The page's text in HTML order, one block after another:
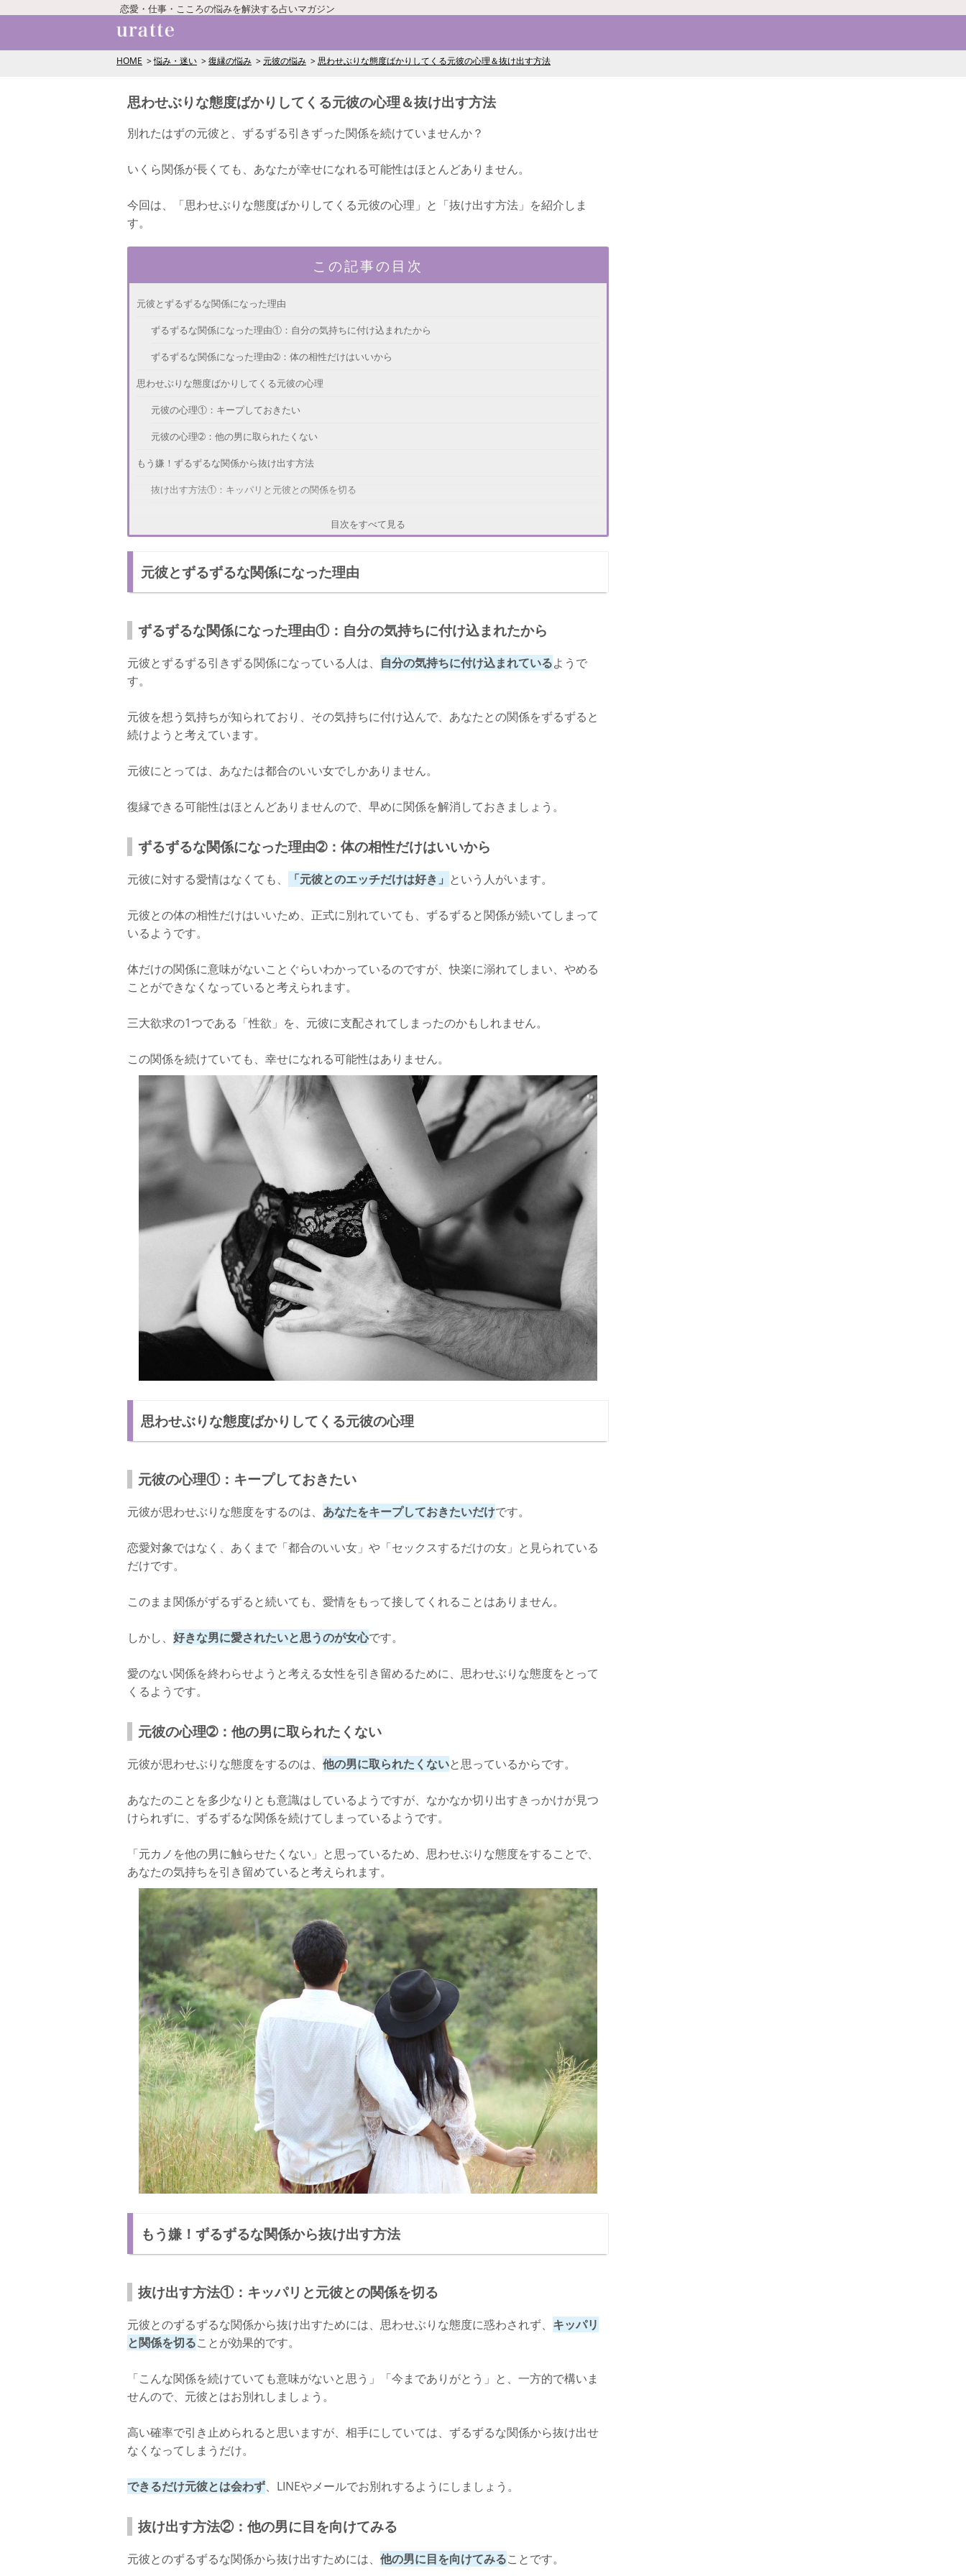
恋愛・仕事・こころの悩みを解決する占いマガジン
HOME 悩み・迷い 復縁の悩み 元彼の悩み 思わせぶりな態度ばかりしてくる元彼の心理＆抜け出す方法
思わせぶりな態度ばかりしてくる元彼の心理＆抜け出す方法
別れたはずの元彼と、ずるずる引きずった関係を続けていませんか？
いくら関係が長くても、あなたが幸せになれる可能性はほとんどありません。
今回は、「思わせぶりな態度ばかりしてくる元彼の心理」と「抜け出す方法」を紹介しま
す。
この記事の目次
元彼とずるずるな関係になった理由
ずるずるな関係になった理由①：自分の気持ちに付け込まれたから
ずるずるな関係になった理由➁：体の相性だけはいいから
思わせぶりな態度ばかりしてくる元彼の心理
元彼の心理①：キープしておきたい
元彼の心理➁：他の男に取られたくない
もう嫌！ずるずるな関係から抜け出す方法
抜け出す方法①：キッパリと元彼との関係を切る
ずるずるな関係はよくない！
目次をすべて見る
元彼とずるずるな関係になった理由
ずるずるな関係になった理由①：自分の気持ちに付け込まれたから
元彼とずるずる引きずる関係になっている人は、 自分の気持ちに付け込まれているようで
す。
元彼を想う気持ちが知られており、その気持ちに付け込んで、あなたとの関係をずるずると
続けようと考えています。
元彼にとっては、あなたは都合のいい女でしかありません。
復縁できる可能性はほとんどありませんので、早めに関係を解消しておきましょう。
ずるずるな関係になった理由➁：体の相性だけはいいから
元彼に対する愛情はなくても、 「元彼とのエッチだけは好き」 という人がいます。
元彼との体の相性だけはいいため、正式に別れていても、ずるずると関係が続いてしまって
いるようです。
体だけの関係に意味がないことぐらいわかっているのですが、快楽に溺れてしまい、やめる
ことができなくなっていると考えられます。
三大欲求の1つである「性欲」を、元彼に支配されてしまったのかもしれません。
この関係を続けていても、幸せになれる可能性はありません。
思わせぶりな態度ばかりしてくる元彼の心理
元彼の心理①：キープしておきたい
元彼が思わせぶりな態度をするのは、 あなたをキープしておきたいだけです。
恋愛対象ではなく、あくまで「都合のいい女」や「セックスするだけの女」と見られている
だけです。
このまま関係がずるずると続いても、愛情をもって接してくれることはありません。
しかし、 好きな男に愛されたいと思うのが女心です。
愛のない関係を終わらせようと考える女性を引き留めるために、思わせぶりな態度をとって
くるようです。
元彼の心理➁：他の男に取られたくない
元彼が思わせぶりな態度をするのは、 他の男に取られたくないと思っているからです。
あなたのことを多少なりとも意識はしているようですが、なかなか切り出すきっかけが見つ
けられずに、ずるずるな関係を続けてしまっているようです。
「元カノを他の男に触らせたくない」と思っているため、思わせぶりな態度をすることで、
あなたの気持ちを引き留めていると考えられます。
もう嫌！ずるずるな関係から抜け出す方法
抜け出す方法①：キッパリと元彼との関係を切る
元彼とのずるずるな関係から抜け出すためには、思わせぶりな態度に惑わされず、 キッパリ
と関係を切ることが効果的です。
「こんな関係を続けていても意味がないと思う」「今までありがとう」と、一方的で構いま
せんので、元彼とはお別れしましょう。
高い確率で引き止められると思いますが、相手にしていては、ずるずるな関係から抜け出せ
なくなってしまうだけ。
できるだけ元彼とは会わず、LINEやメールでお別れするようにしましょう。
抜け出す方法②：他の男に目を向けてみる
元彼とのずるずるな関係から抜け出すためには、 他の男に目を向けてみることです。